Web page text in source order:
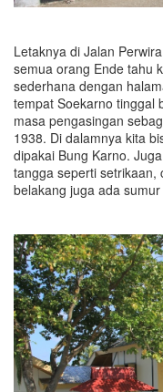
Letaknya di Jalan
semua orang Ende tahu
sederhana dengan
tempat Soekarno tinggal
masa pengasingan
1938. Di dalamnya kita
dipakai Bung Karno.
tangga seperti setrikaan,
belakang juga ada